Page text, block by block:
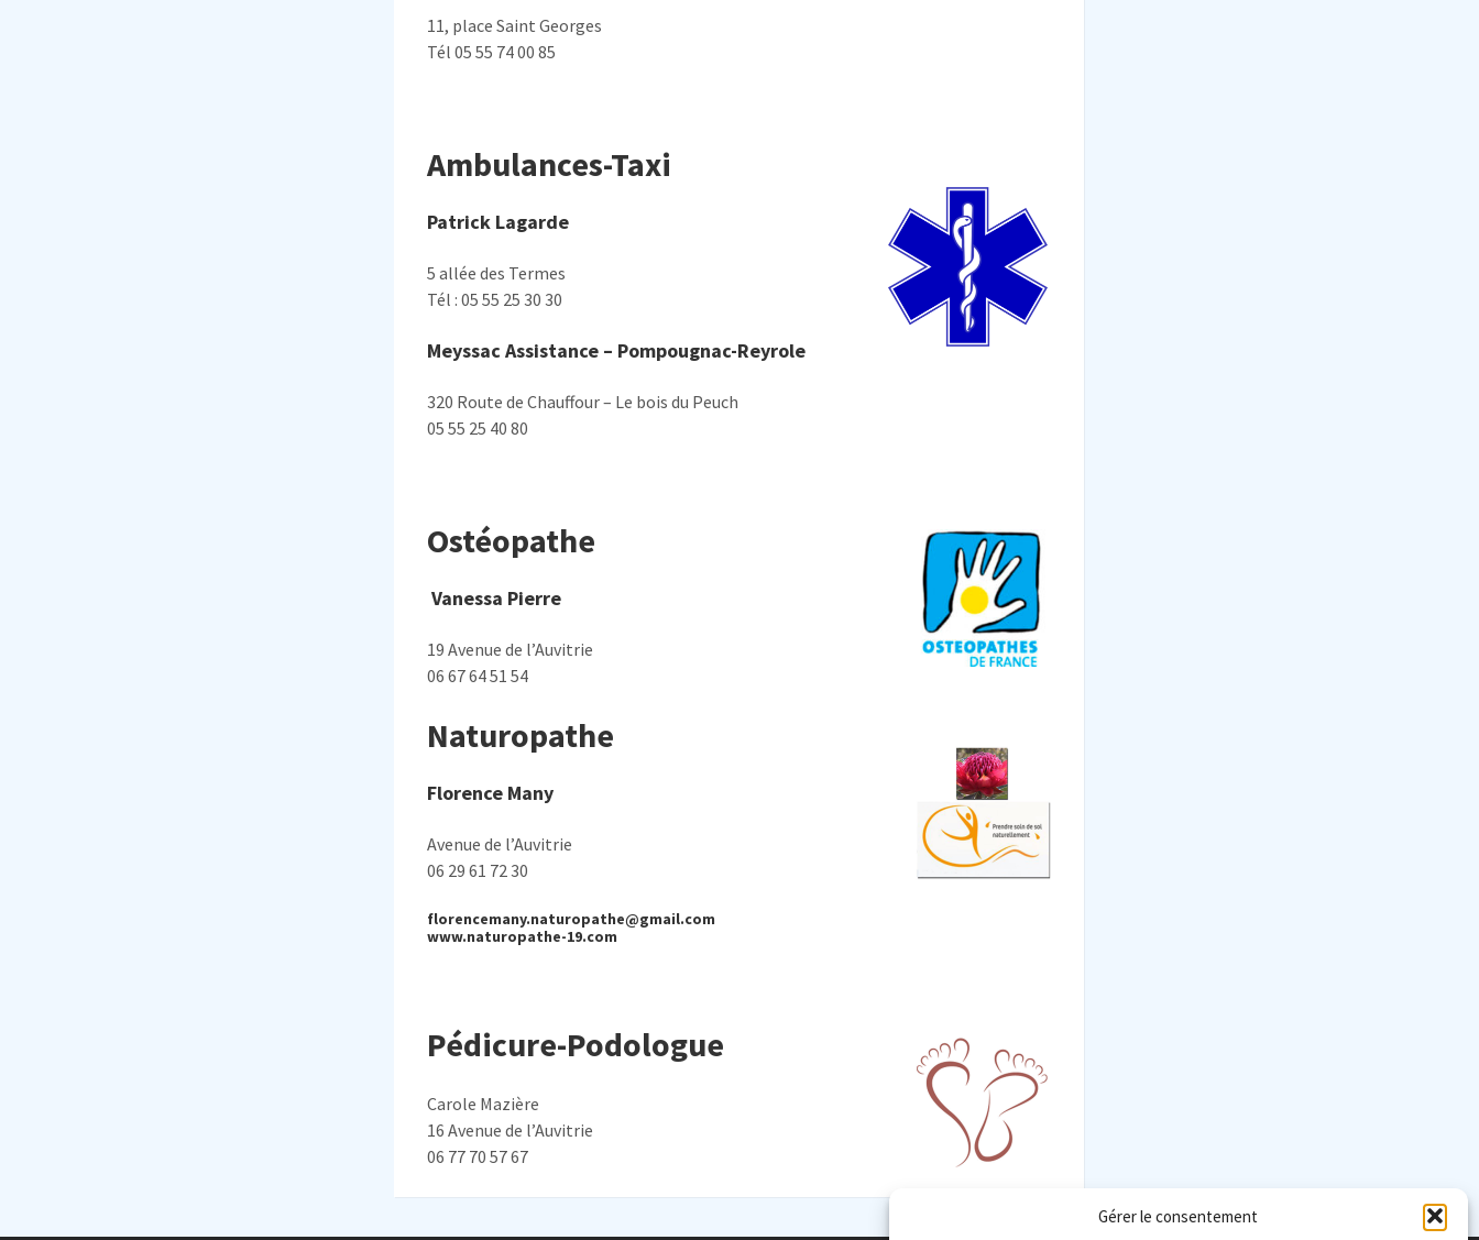
Gérer le consentement
11, place Saint Georges
Tél 05 55 74 00 85
Ambulances-Taxi
Patrick Lagarde
5 allée des Termes
Tél : 05 55 25 30 30
Meyssac Assistance – Pompougnac-Reyrole
320 Route de Chauffour – Le bois du Peuch
05 55 25 40 80
Ostéopathe
Vanessa Pierre
19 Avenue de l’Auvitrie
06 67 64 51 54
Naturopathe
Florence Many
Avenue de l’Auvitrie
06 29 61 72 30
florencemany.naturopathe@gmail.com
www.naturopathe-19.com
Pédicure-Podologue
Carole Mazière
16 Avenue de l’Auvitrie
06 77 70 57 67